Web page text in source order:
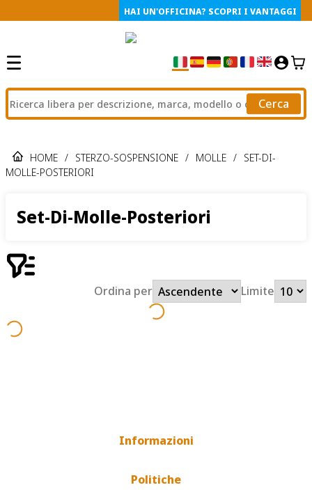
HAI UN'OFFICINA? SCOPRI I VANTAGGI
Cerca
HOME / STERZO-SOSPENSIONE / MOLLE / SET-DI-
MOLLE-POSTERIORI
Set-Di-Molle-Posteriori
Ordina per Limite
Informazioni
Politiche